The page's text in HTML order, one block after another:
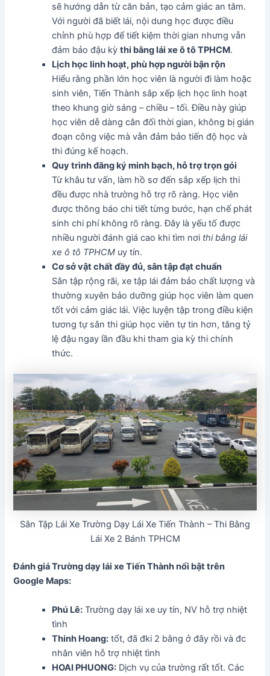
sẽ hướng dẫn từ căn bản, tạo cảm giác an tâm.
Với người đã biết lái, nội dung học được điều
chỉnh phù hợp để tiết kiệm thời gian nhưng vẫn
đảm bảo đậu kỳthi bằng lái xe ô tô TPHCM.
Lịch học linh hoạt, phù hợp người bận rộn
Hiểu rằng phần lớn học viên là người đi làm hoặc
sinh viên, Tiến Thành sắp xếp lịch học linh hoạt
theo khung giờ sáng – chiều – tối. Điều này giúp
học viên dễ dàng cân đối thời gian, không bị gián
đoạn công việc mà vẫn đảm bảo tiến độ học và
thi đúng kế hoạch.
Quy trình đăng ký minh bạch, hỗ trợ trọn gói
Từ khâu tư vấn, làm hồ sơ đến sắp xếp lịch thi
đều được nhà trường hỗ trợ rõ ràng. Học viên
được thông báo chi tiết từng bước, hạn chế phát
sinh chi phí không rõ ràng. Đây là yếu tố được
nhiều người đánh giá cao khi tìm nơi thi bằng lái
xe ô tô TPHCM uy tín.
Cơ sở vật chất đầy đủ, sân tập đạt chuẩn
Sân tập rộng rãi, xe tập lái đảm bảo chất lượng và
thường xuyên bảo dưỡng giúp học viên làm quen
tốt với cảm giác lái. Việc luyện tập trong điều kiện
tương tự sân thi giúp học viên tự tin hơn, tăng tỷ
lệ đậu ngay lần đầu khi tham gia kỳ thi chính
thức.
Sân Tập Lái Xe Trường Dạy Lái Xe Tiến Thành – Thi Bằng
Lái Xe 2 Bánh TPHCM
Đánh giá Trường dạy lái xe Tiến Thànhnổi bật trên
Google Maps:
Phú Lê: Trường dạy lái xe uy tín, NV hỗ trợ nhiệt
tình
Thinh Hoang: tốt, đã đki 2 bằng ở đây rồi và đc
nhân viên hỗ trợ nhiệt tình
HOAI PHUONG: Dịch vụ của trường rất tốt. Các